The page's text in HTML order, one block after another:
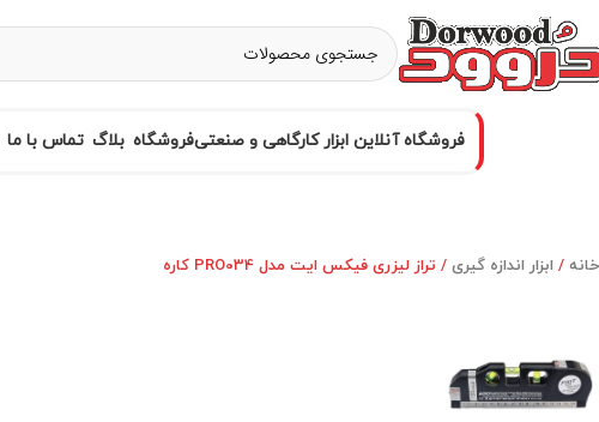
فروشگاه آنلاین ابزار کارگاهی و صنعتیفروشگاه بلاگ تماس با ما
خانه ابزار اندازه گیری تراز لیزری فیکس ایت مدل PRO034 کاره